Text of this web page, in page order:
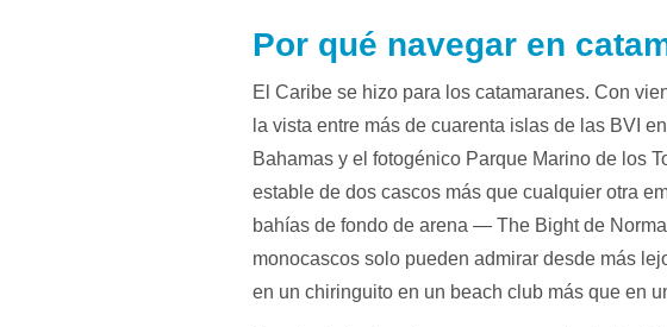
Por qué navegar en
El Caribe se hizo para los catamaranes. Con
la vista entre más de cuarenta islas de las BVI
Bahamas y el fotogénico Parque Marino de los
estable de dos cascos más que cualquier otra
bahías de fondo de arena — The Bight de
monocascos solo pueden admirar desde más
en un chiringuito en un beach club más que en